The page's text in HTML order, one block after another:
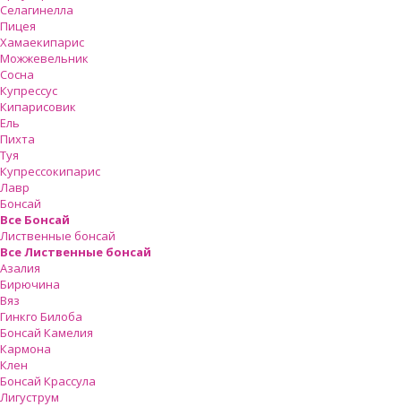
Селагинелла
Пицея
Хамаекипарис
Можжевельник
Сосна
Купрессус
Кипарисовик
Ель
Пихта
Туя
Купрессокипарис
Лавр
Бонсай
Все Бонсай
Лиственные бонсай
Все Лиственные бонсай
Азалия
Бирючина
Вяз
Гинкго Билоба
Бонсай Камелия
Кармона
Клен
Бонсай Крассула
Лигуструм